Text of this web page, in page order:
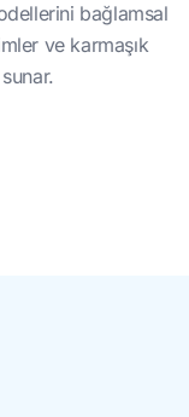
bağlamsal
ve karmaşık